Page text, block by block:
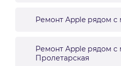
Ремонт Apple рядом с
Ремонт Apple рядом с
Пролетарская